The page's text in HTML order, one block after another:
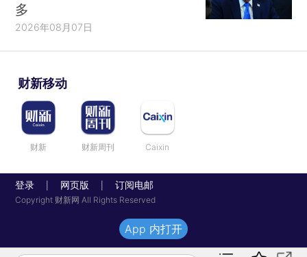
多
2026年08月07日
财新移动
财新 财新周刊 Caixin
登录 网页版 订阅电邮
Copyright 财新网 All Rights Reserved
App 内打开